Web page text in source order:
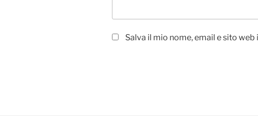
Salva il mio nome, email e sito